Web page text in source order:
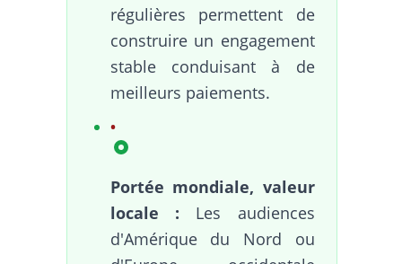
régulières permettent de
construire un engagement
stable conduisant à de
meilleurs paiements.
Portée mondiale, valeur
locale : Les audiences
d'Amérique du Nord ou